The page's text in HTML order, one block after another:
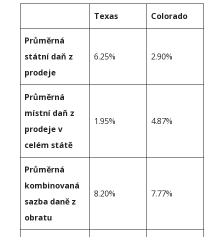
Texas Colorado
Průměrná
státní daň z
prodeje
6.25% 2.90%
Průměrná
místní daň z
prodeje v
celém státě
1.95% 4.87%
Průměrná
kombinovaná
sazba daně z
obratu
8.20% 7.77%